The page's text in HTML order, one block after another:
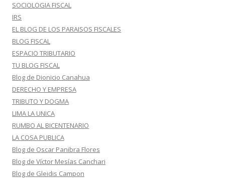
SOCIOLOGIA FISCAL
IRS
EL BLOG DE LOS PARAISOS FISCALES
BLOG FISCAL
ESPACIO TRIBUTARIO
TU BLOG FISCAL
Blog de Dionicio Canahua
DERECHO Y EMPRESA
TRIBUTO Y DOGMA
LIMA LA UNICA
RUMBO AL BICENTENARIO
LA COSA PUBLICA
Blog de Oscar Panibra Flores
Blog de Víctor Mesías Canchari
Blog de Gleidis Campon